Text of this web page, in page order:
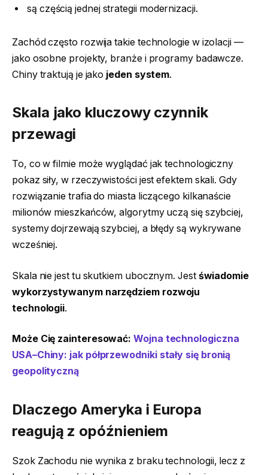
są częścią jednej strategii modernizacji.
Zachód często rozwija takie technologie w izolacji —
jako osobne projekty, branże i programy badawcze.
Chiny traktują je jako jeden system.
Skala jako kluczowy czynnik
przewagi
To, co w filmie może wyglądać jak technologiczny
pokaz siły, w rzeczywistości jest efektem skali. Gdy
rozwiązanie trafia do miasta liczącego kilkanaście
milionów mieszkańców, algorytmy uczą się szybciej,
systemy dojrzewają szybciej, a błędy są wykrywane
wcześniej.
Skala nie jest tu skutkiem ubocznym. Jest świadomie
wykorzystywanym narzędziem rozwoju
technologii.
Może Cię zainteresować:Wojna technologiczna
USA–Chiny: jak półprzewodniki stały się bronią
geopolityczną
Dlaczego Ameryka i Europa
reagują z opóźnieniem
Szok Zachodu nie wynika z braku technologii, lecz z